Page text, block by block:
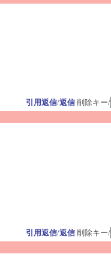
引用返信/返信 削除キー/
引用返信/返信 削除キー/